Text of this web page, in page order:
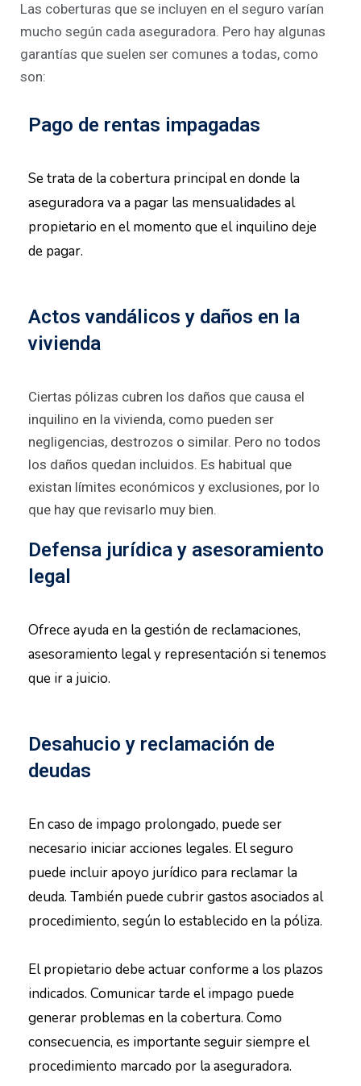
Las coberturas que se incluyen en el seguro varían
mucho según cada aseguradora. Pero hay algunas
garantías que suelen ser comunes a todas, como
son:
Pago de rentas impagadas
Se trata de la cobertura principal en donde la
aseguradora va a pagar las mensualidades al
propietario en el momento que el inquilino deje
de pagar.
Actos vandálicos y daños en la
vivienda
Ciertas pólizas cubren los daños que causa el
inquilino en la vivienda, como pueden ser
negligencias, destrozos o similar. Pero no todos
los daños quedan incluidos. Es habitual que
existan límites económicos y exclusiones, por lo
que hay que revisarlo muy bien.
Defensa jurídica y asesoramiento
legal
Ofrece ayuda en la gestión de reclamaciones,
asesoramiento legal y representación si tenemos
que ir a juicio.
Desahucio y reclamación de
deudas
En caso de impago prolongado, puede ser
necesario iniciar acciones legales. El seguro
puede incluir apoyo jurídico para reclamar la
deuda. También puede cubrir gastos asociados al
procedimiento, según lo establecido en la póliza.
El propietario debe actuar conforme a los plazos
indicados. Comunicar tarde el impago puede
generar problemas en la cobertura. Como
consecuencia, es importante seguir siempre el
procedimiento marcado por la aseguradora.